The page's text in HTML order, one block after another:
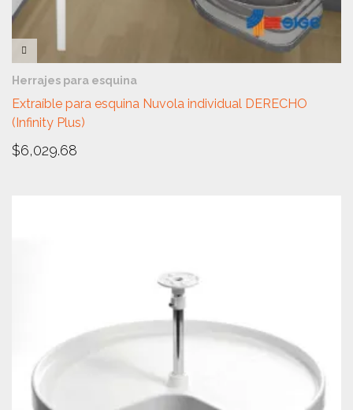
VISTA RÁPIDA
Herrajes para esquina
Extraíble para esquina Nuvola individual DERECHO
(Infinity Plus)
$6,029.68